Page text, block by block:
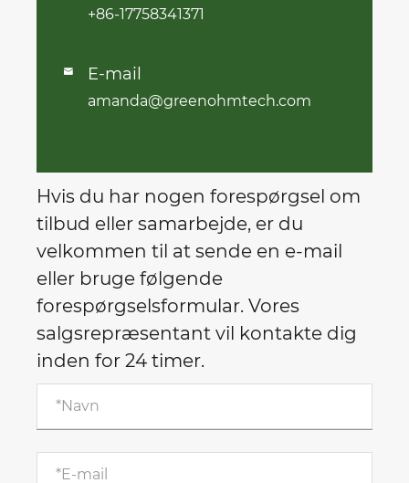
+86-17758341371
 E-mail
amanda@greenohmtech.com
Hvis du har nogen forespørgsel om
tilbud eller samarbejde, er du
velkommen til at sende en e-mail
eller bruge følgende
forespørgselsformular. Vores
salgsrepræsentant vil kontakte dig
inden for 24 timer.